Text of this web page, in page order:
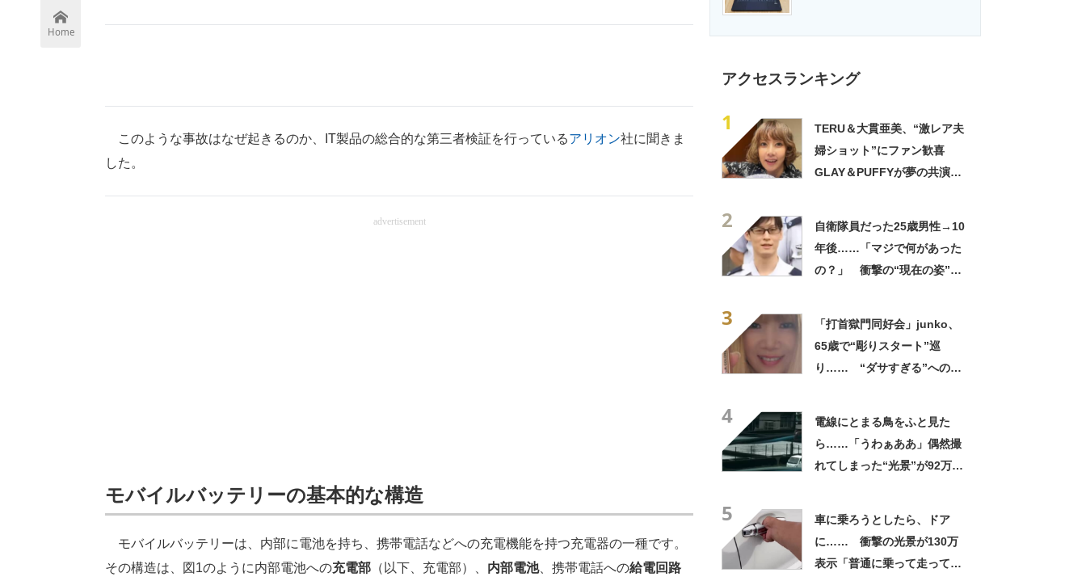
Home
このような事故はなぜ起きるのか、IT製品の総合的な第三者検証を行っているアリオン社に聞きま
した。
advertisement
モバイルバッテリーの基本的な構造
モバイルバッテリーは、内部に電池を持ち、携帯電話などへの充電機能を持つ充電器の一種です。
その構造は、図1のように内部電池への充電部 （以下、充電部）、 内部電池、携帯電話への給電回路
アクセスランキング
1
TERU＆大貫亜美、“激レア夫
婦ショット”にファン歓喜
GLAY＆PUFFYが夢の共演
2
自衛隊員だった25歳男性→10
年後……「マジで何があった
の？」 衝撃の“現在の姿”が
3
「打首獄門同好会」junko、
65歳で“彫りスタート”巡
り…… “ダサすぎる”への持
4
電線にとまる鳥をふと見た
ら……「うわぁああ」偶然撮
れてしまった“光景”が92万再
5
車に乗ろうとしたら、ドア
に…… 衝撃の光景が130万
表示「普通に乗って走ってた